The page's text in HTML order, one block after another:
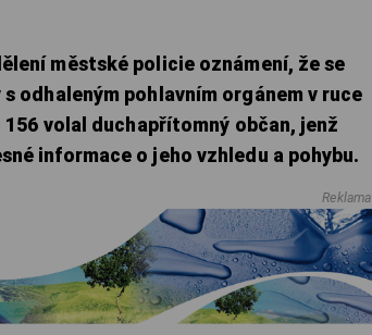
městské policie oznámení, že se
odhaleným pohlavním orgánem v ruce
volal duchapřítomný občan, jenž
informace o jeho vzhledu a pohybu.
Reklama